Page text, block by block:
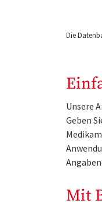
Die
Unsere
Geben
Mit